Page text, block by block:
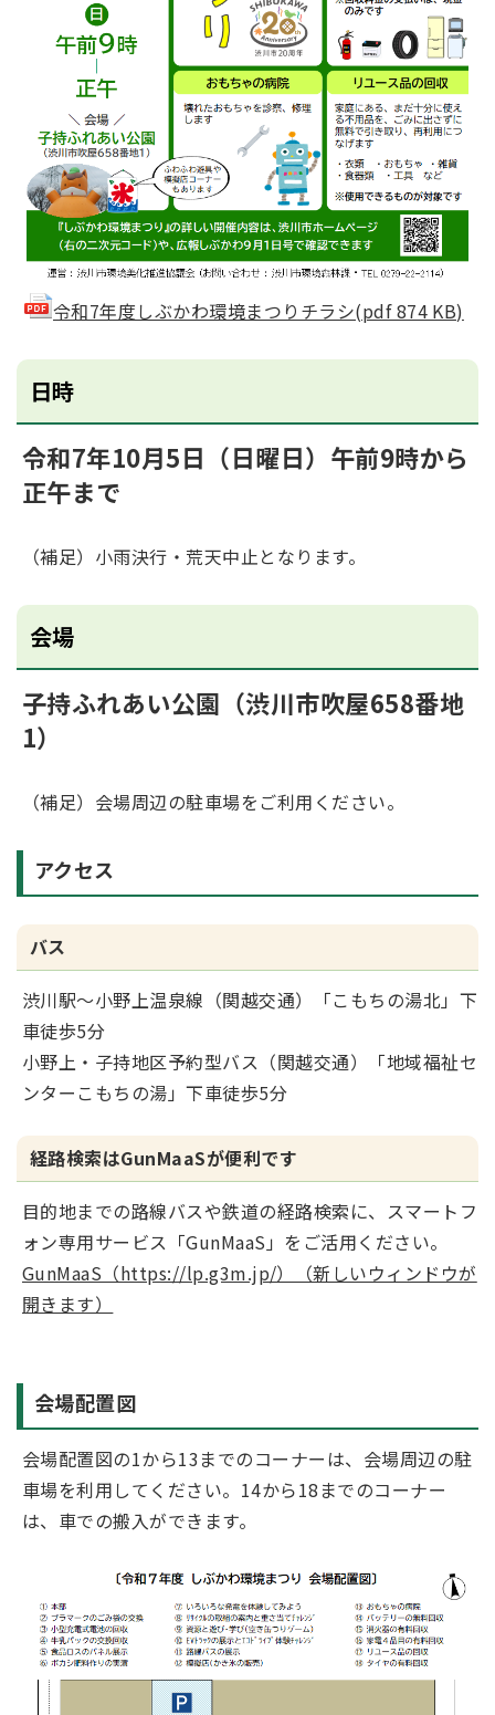
令和7年度しぶかわ環境まつりチラシ(pdf 874 KB)
日時
令和7年10月5日（日曜日）午前9時から
正午まで
（補足）小雨決行・荒天中止となります。
会場
子持ふれあい公園（渋川市吹屋658番地
1）
（補足）会場周辺の駐車場をご利用ください。
アクセス
バス
渋川駅～小野上温泉線（関越交通）「こもちの湯北」下
車徒歩5分
小野上・子持地区予約型バス（関越交通）「地域福祉セ
ンターこもちの湯」下車徒歩5分
経路検索はGunMaaSが便利です
目的地までの路線バスや鉄道の経路検索に、スマートフ
ォン専用サービス「GunMaaS」をご活用ください。
GunMaaS（https://lp.g3m.jp/）（新しいウィンドウが
開きます）
会場配置図
会場配置図の1から13までのコーナーは、会場周辺の駐
車場を利用してください。14から18までのコーナー
は、車での搬入ができます。